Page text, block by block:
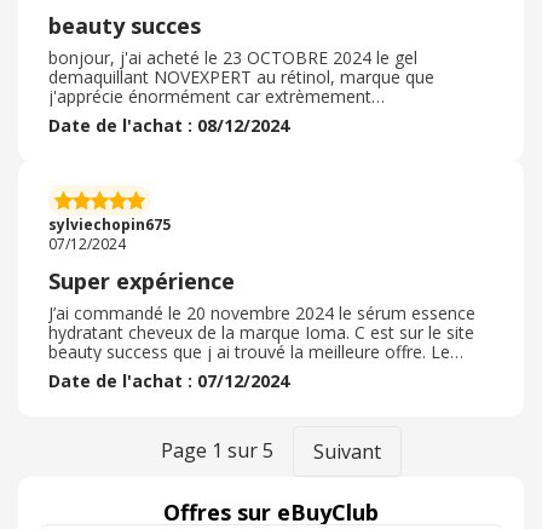
beauty succes
bonjour, j'ai acheté le 23 OCTOBRE 2024 le gel
demaquillant NOVEXPERT au rétinol, marque que
j'apprécie énormément car extrèmement
professionnelle, la commande en ligne s'est très bien
déroulée j'avais une promotion de 20 POURCENT ce qui
jours l'emballage était correct et conforme à mes
attentes les articles étaient conformes également je n'ai
pas eu besoin de retourner ma commande je suis très
satisfaite
Date de l'achat : 08/12/2024
sylviechopin675
07/12/2024
Super expérience
J’ai commandé le 20 novembre 2024 le sérum essence
hydratant cheveux de la marque Ioma. C est sur le site
beauty success que j ai trouvé la meilleure offre. Le
produit était en promotion et j ai pu bénéficier d une
réduction supplémentaire avec un code de réduction . J
jours . j ai choisi la réception en relais colis. Mon produit
est arrivé très bien emballé il était accompagné
Date de l'achat : 07/12/2024
Page 1 sur5 Suivant
Offres sur eBuyClub